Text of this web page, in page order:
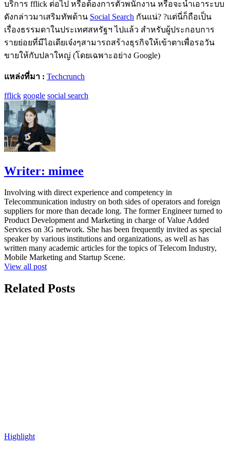
บริการ fflick ต่อไป หรือต้องการตัวพนักงาน หรือจะนำเอาระบบ
ดังกล่าวมาเสริมทัพด้าน Social Search กันแน่? ?แต่นี่ก็ถือเป็น
เรื่องธรรมดาในประเทศสหรัฐฯ ไปแล้ว สำหรับผู้ประกอบการ
รายย่อยที่มีไอเดียเจ๋งๆสามารถสร้างธุรกิจให้เข้าตาเพื่อรอวัน
ขายให้กับปลาใหญ่ (โดยเฉพาะอย่าง Google)
แหล่งที่มา : Techcrunch
fflick google social search
Writer: mimee
Involving with direct experience and competency in
Telecommunication industry on both sides of operators and foreign
suppliers for more than decade long. The former Engineer turned to
Product Development and Marketing in charge of Value Added
Services on 3G network. She has been frequently invited as special
speaker by various institutions and organizations, as well as has
written many academic articles for the topics of Telecom Industry,
Mobile Marketing and Startup Scene.
View all post
Related Posts
Highlight